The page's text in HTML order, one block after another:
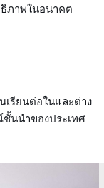
ภาพในอนาคต
รียนต่อในและต่าง
นนำของประเทศ